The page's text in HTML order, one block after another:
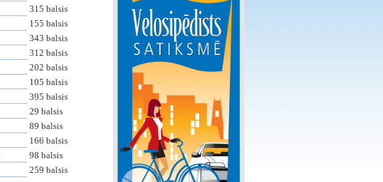
315 balsis
155 balsis
343 balsis
312 balsis
202 balsis
105 balsis
395 balsis
29 balsis
89 balsis
166 balsis
98 balsis
259 balsis